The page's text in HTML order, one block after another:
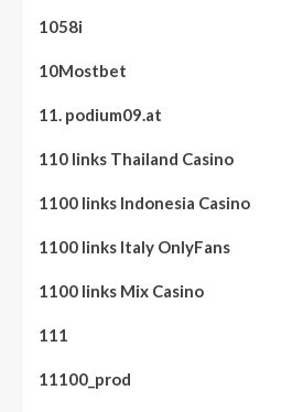
1058i
10Mostbet
11. podium09.at
110 links Thailand Casino
1100 links Indonesia Casino
1100 links Italy OnlyFans
1100 links Mix Casino
111
11100_prod